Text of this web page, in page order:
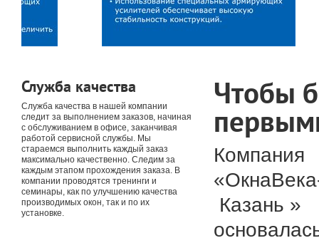
Служба качества
Служба качества в нашей компании
следит за выполнением заказов, начиная
с обслуживанием в офисе, заканчивая
работой сервисной службы. Мы
стараемся выполнить каждый заказ
максимально качественно. Следим за
каждым этапом прохождения заказа. В
компании проводятся тренинги и
семинары, как по улучшению качества
производимых окон, так и по их
установке.
Чтобы
Компания
Казань »